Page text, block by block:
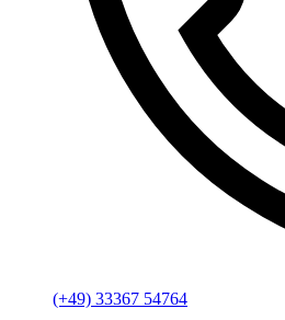
(+49) 33367 54764